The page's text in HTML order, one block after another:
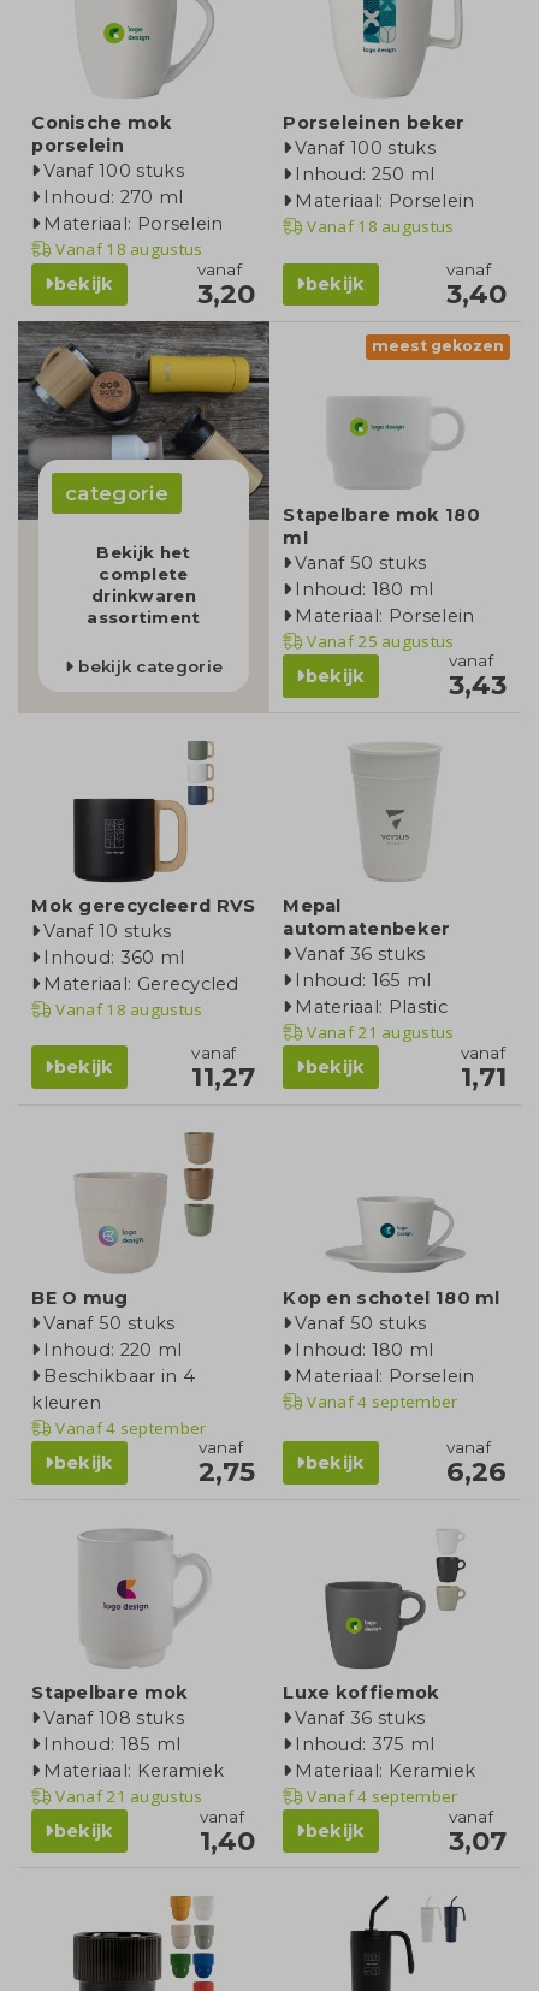
Conische mok
porselein
Vanaf 100 stuks
Inhoud: 270 ml
Materiaal: Porselein
Vanaf18 augustus
bekijk
vanaf
3,20
Porseleinen beker
Vanaf 100 stuks
Inhoud: 250 ml
Materiaal: Porselein
Vanaf18 augustus
bekijk
vanaf
3,40
categorie
Bekijk het
complete
drinkwaren
assortiment
bekijk categorie
meest gekozen
Stapelbare mok 180
ml
Vanaf 50 stuks
Inhoud: 180 ml
Materiaal: Porselein
Vanaf25 augustus
bekijk
vanaf
3,43
Mok gerecycleerd RVS
Vanaf 10 stuks
Inhoud: 360 ml
Materiaal: Gerecycled
Vanaf18 augustus
bekijk
vanaf
11,27
Mepal
automatenbeker
Vanaf 36 stuks
Inhoud: 165 ml
Materiaal: Plastic
Vanaf21 augustus
bekijk
vanaf
1,71
BE O mug
Vanaf 50 stuks
Inhoud: 220 ml
Beschikbaar in 4
kleuren
Vanaf4 september
bekijk
vanaf
2,75
Kop en schotel 180 ml
Vanaf 50 stuks
Inhoud: 180 ml
Materiaal: Porselein
Vanaf4 september
bekijk
vanaf
6,26
Stapelbare mok
Vanaf 108 stuks
Inhoud: 185 ml
Materiaal: Keramiek
Vanaf21 augustus
bekijk
vanaf
1,40
Luxe koffiemok
Vanaf 36 stuks
Inhoud: 375 ml
Materiaal: Keramiek
Vanaf4 september
bekijk
vanaf
3,07